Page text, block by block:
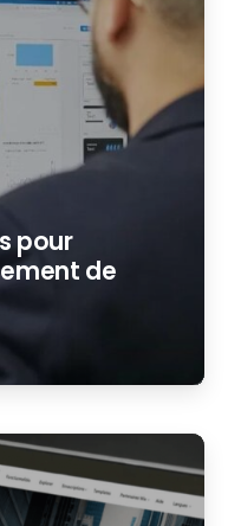
pour
de
2